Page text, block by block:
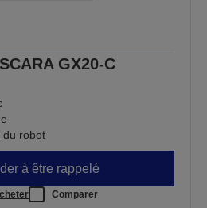
GX20-C
du robot
à être rappelé
Comparer